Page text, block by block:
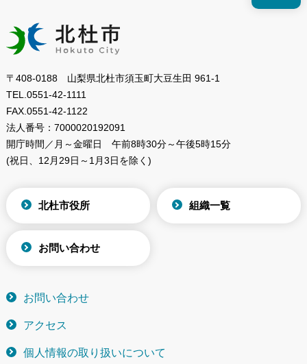
〒408-0188 山梨県北杜市須玉町大豆生田 961-1
TEL. 0551-42-1111
FAX. 0551-42-1122
法人番号： 7000020192091
開庁時間／月～金曜日
午前8時30分～午後5時15分
(祝日、12月29日～1月3日を除く)
北杜市役所 組織一覧
お問い合わせ
お問い合わせ
アクセス
個人情報の取り扱いについて